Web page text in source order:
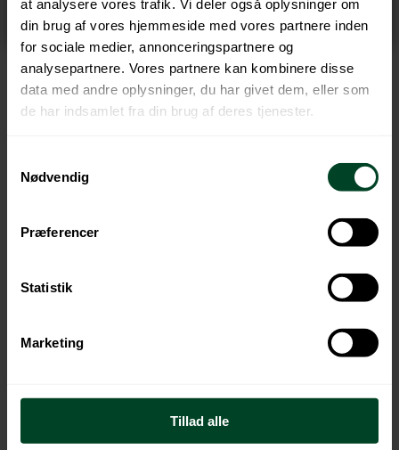
at analysere vores trafik. Vi deler også oplysninger om
din brug af vores hjemmeside med vores partnere inden
for sociale medier, annonceringspartnere og
analysepartnere. Vores partnere kan kombinere disse
data med andre oplysninger, du har givet dem, eller som
de har indsamlet fra din brug af deres tjenester.
Nødvendig
Præferencer
Statistik
Marketing
Tillad alle
Retur-familien
Retur er en familie af non-profit kollektive
tekstilprodukter for importører og producenter.
Retur
Batteriretur